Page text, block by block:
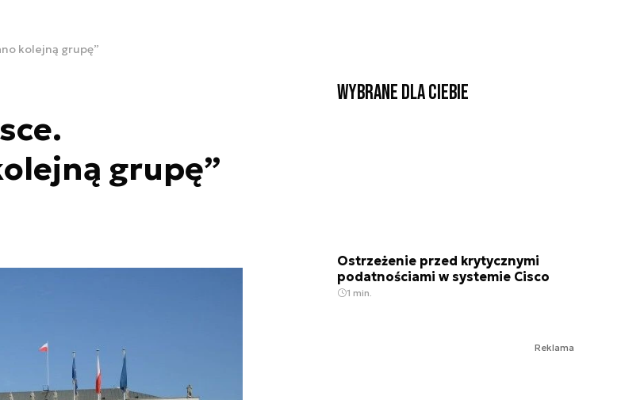
kolejną grupę”
grupę”
Wybrane dla Ciebie
Ostrzeżenie przed krytycznymi
podatnościami w systemie Cisco
1 min.
Reklama